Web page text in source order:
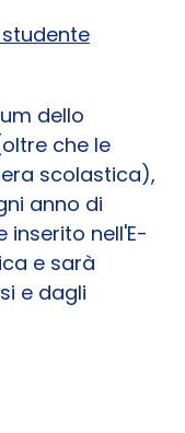
dello
che le
scolastica),
anno di
inserito nell'E-
e sarà
e dagli